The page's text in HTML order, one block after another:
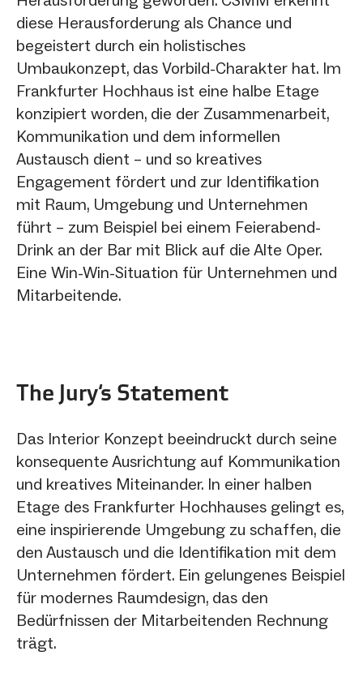
diese Herausforderung als Chance und
begeistert durch ein holistisches
Umbaukonzept, das Vorbild-Charakter hat. Im
Frankfurter Hochhaus ist eine halbe Etage
konzipiert worden, die der Zusammenarbeit,
Kommunikation und dem informellen
Austausch dient – und so kreatives
Engagement fördert und zur Identifikation
mit Raum, Umgebung und Unternehmen
führt – zum Beispiel bei einem Feierabend-
Drink an der Bar mit Blick auf die Alte Oper.
Eine Win-Win-Situation für Unternehmen und
Mitarbeitende.
The Jury‘s Statement
Das Interior Konzept beeindruckt durch seine
konsequente Ausrichtung auf Kommunikation
und kreatives Miteinander. In einer halben
Etage des Frankfurter Hochhauses gelingt es,
eine inspirierende Umgebung zu schaffen, die
den Austausch und die Identifikation mit dem
Unternehmen fördert. Ein gelungenes Beispiel
für modernes Raumdesign, das den
Bedürfnissen der Mitarbeitenden Rechnung
trägt.